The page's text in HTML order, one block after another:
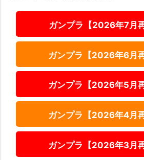
ガンプラ【2026年7月
ガンプラ【2026年6月
ガンプラ【2026年5月
ガンプラ【2026年4月
ガンプラ【2026年3月